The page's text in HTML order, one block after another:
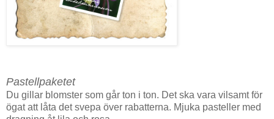
Pastellpaketet
Du gillar blomster som går ton i ton. Det ska vara vilsamt för
ögat att låta det svepa över rabatterna. Mjuka pasteller med